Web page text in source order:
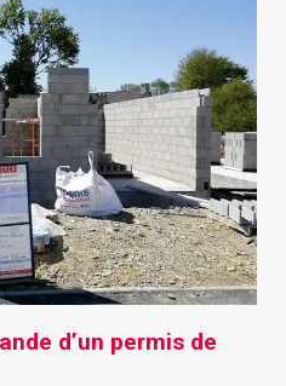
d’un permis de